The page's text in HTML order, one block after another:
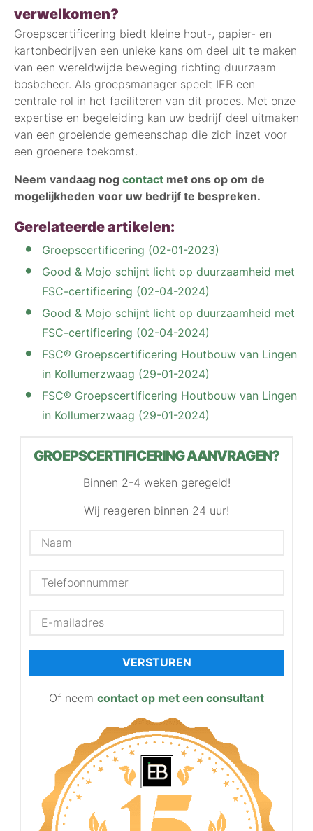
verwelkomen?
Groepscertificering biedt kleine hout-, papier- en
kartonbedrijven een unieke kans om deel uit te maken
van een wereldwijde beweging richting duurzaam
bosbeheer. Als groepsmanager speelt IEB een
centrale rol in het faciliteren van dit proces. Met onze
expertise en begeleiding kan uw bedrijf deel uitmaken
van een groeiende gemeenschap die zich inzet voor
een groenere toekomst.
Neem vandaag nog contact met ons op om de
mogelijkheden voor uw bedrijf te bespreken.
Gerelateerde artikelen:
Groepscertificering (02-01-2023)
Good & Mojo schijnt licht op duurzaamheid met
FSC-certificering (02-04-2024)
Good & Mojo schijnt licht op duurzaamheid met
FSC-certificering (02-04-2024)
FSC® Groepscertificering Houtbouw van Lingen
in Kollumerzwaag (29-01-2024)
FSC® Groepscertificering Houtbouw van Lingen
in Kollumerzwaag (29-01-2024)
GROEPSCERTIFICERING AANVRAGEN?
Binnen 2-4 weken geregeld!
Wij reageren binnen 24 uur!
VERSTUREN
Of neem contact op met een consultant